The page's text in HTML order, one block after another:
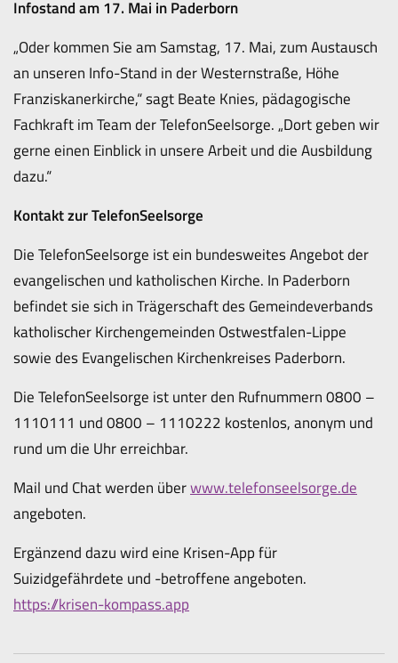
Infostand am 17. Mai in Paderborn
„Oder kommen Sie am Samstag, 17. Mai, zum Austausch
an unseren Info-Stand in der Westernstraße, Höhe
Franziskanerkirche,“ sagt Beate Knies, pädagogische
Fachkraft im Team der TelefonSeelsorge. „Dort geben wir
gerne einen Einblick in unsere Arbeit und die Ausbildung
dazu.“
Kontakt zur TelefonSeelsorge
Die TelefonSeelsorge ist ein bundesweites Angebot der
evangelischen und katholischen Kirche. In Paderborn
befindet sie sich in Trägerschaft des Gemeindeverbands
katholischer Kirchengemeinden Ostwestfalen-Lippe
sowie des Evangelischen Kirchenkreises Paderborn.
Die TelefonSeelsorge ist unter den Rufnummern 0800 –
1110111 und 0800 – 1110222 kostenlos, anonym und
rund um die Uhr erreichbar.
Mail und Chat werden überwww.telefonseelsorge.de
angeboten.
Ergänzend dazu wird eine Krisen-App für
Suizidgefährdete und -betroffene angeboten.
https://krisen-kompass.app